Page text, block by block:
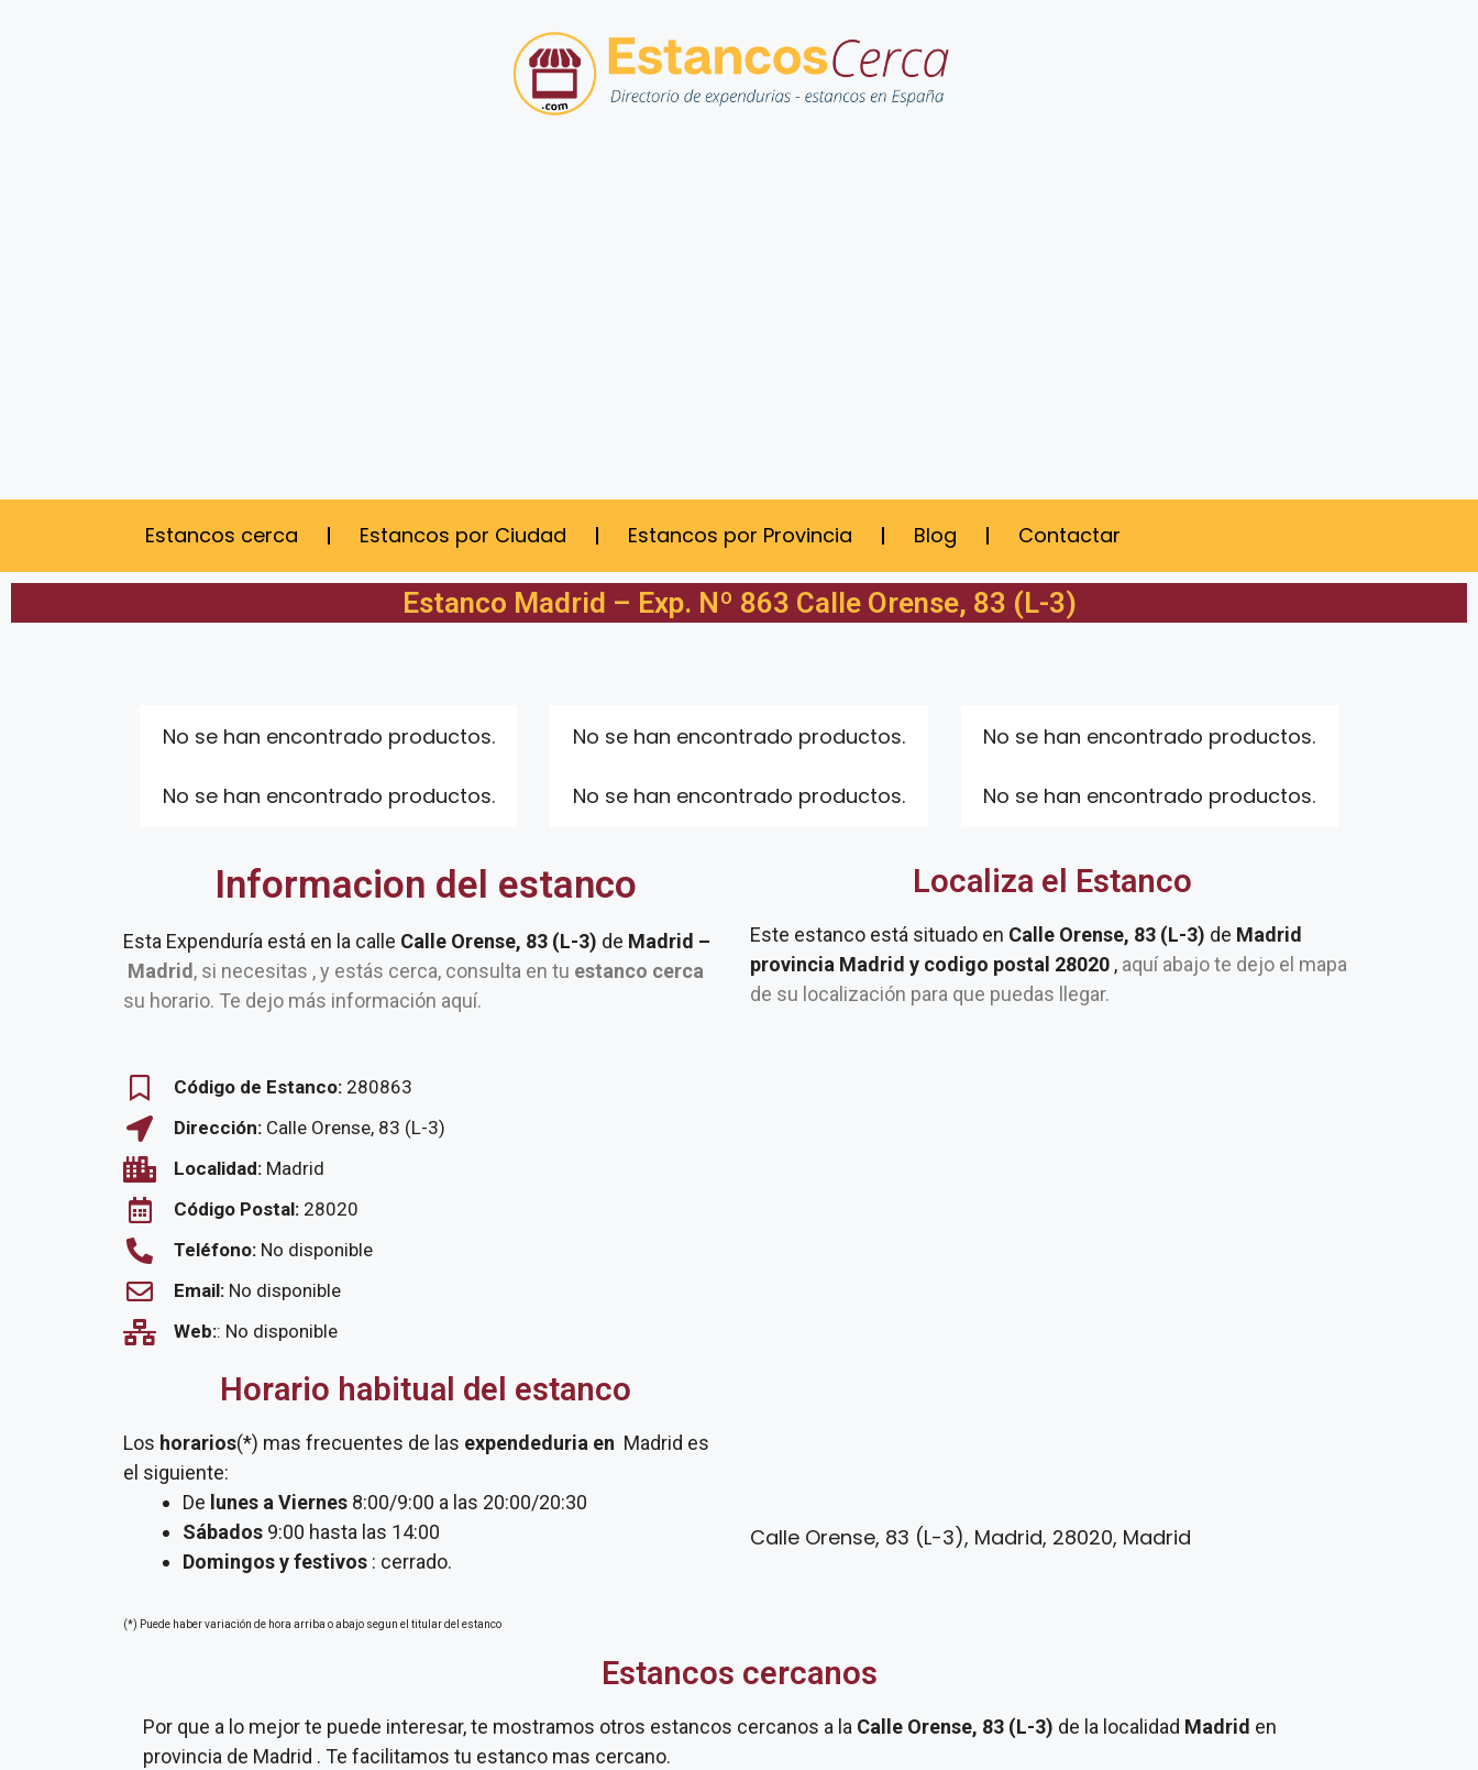
Estancos cerca Estancos por Ciudad Estancos por Provincia Blog Contactar
Estanco Madrid – Exp. Nº 863 Calle Orense, 83 (L-3)
No se han encontrado productos.
No se han encontrado productos.
No se han encontrado productos.
No se han encontrado productos.
No se han encontrado productos.
No se han encontrado productos.
Informacion del estanco
Esta Expenduría está en la calle Calle Orense, 83 (L-3) de Madrid –
Madrid , si necesitas , y estás cerca, consulta en tu estanco cerca
su horario. Te dejo más información aquí.
Código de Estanco: 280863
Dirección: Calle Orense, 83 (L-3)
Localidad: Madrid
Código Postal: 28020
Teléfono: No disponible
Email: No disponible
Web:: No disponible
Horario habitual del estanco
Los horarios(*) mas frecuentes de las expendeduria en Madrid es
el siguiente:
De lunes a Viernes 8:00/9:00 a las 20:00/20:30
Sábados 9:00 hasta las 14:00
Domingos y festivos : cerrado.
(*) Puede haber variación de hora arriba o abajo segun el titular del estanco
Localiza el Estanco
Este estanco está situado en Calle Orense, 83 (L-3) de Madrid
provincia Madrid y codigo postal 28020 , aquí abajo te dejo el mapa
de su localización para que puedas llegar.
Calle Orense, 83 (L-3), Madrid, 28020, Madrid
Estancos cercanos
Por que a lo mejor te puede interesar, te mostramos otros estancos cercanos a la Calle Orense, 83 (L-3) de la localidad Madrid en
provincia de Madrid . Te facilitamos tu estanco mas cercano.